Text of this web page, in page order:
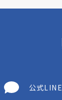
公式LINE